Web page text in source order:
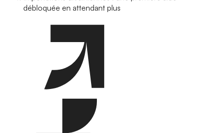
débloquée en attendant plus